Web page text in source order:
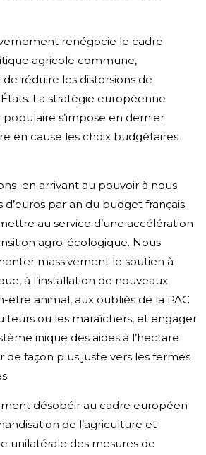
renégocie le cadre
agricole commune,
réduire les distorsions de
La stratégie européenne
populaire s’impose en dernier
en cause les choix budgétaires
en arrivant au pouvoir à nous
d’euros par an du budget français
au service d’une accélération
agro-écologique. Nous
massivement le soutien à
à l’installation de nouveaux
être animal, aux oubliés de la PAC
ou les maraîchers, et engager
inique des aides à l’hectare
de façon plus juste vers les fermes
désobéir au cadre européen
de l’agriculture et
unilatérale des mesures de